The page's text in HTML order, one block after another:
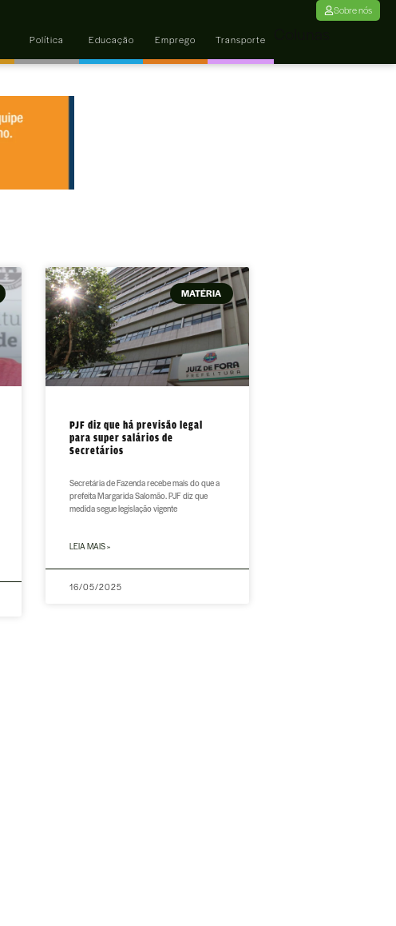
Política Educação Emprego Transporte
Sobre nós
MATÉRIA
PJF diz que há previsão legal
para super salários de
Secretários
Secretária de Fazenda recebe mais do que a
prefeita Margarida Salomão. PJF diz que
medida segue legislação vigente
LEIA MAIS »
16/05/2025